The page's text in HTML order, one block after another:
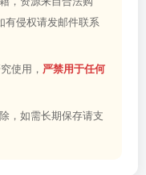
有侵权请发邮件联系
使用， 严禁用于任何
，如需长期保存请支